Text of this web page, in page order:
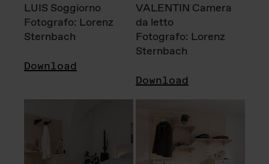
LUIS Soggiorno
Fotografo: Lorenz
Sternbach
Download
VALENTIN Camera
da letto
Fotografo: Lorenz
Sternbach
Download